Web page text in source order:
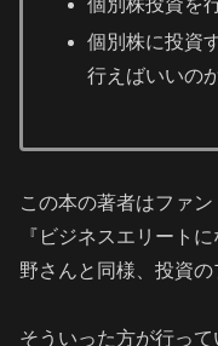
個別株に投資
行えばいいの
この本の著者はファ
『ビジネスエリート
野さんと同様、投資の
そういった方が行っ